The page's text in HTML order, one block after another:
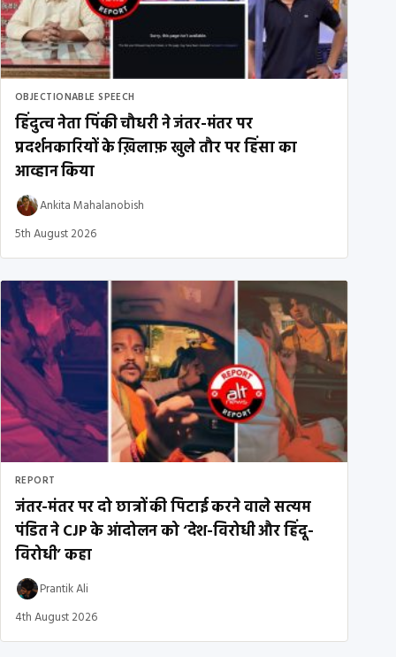
OBJECTIONABLE SPEECH
हिंदुत्व नेता पिंकी चौधरी ने जंतर-मंतर पर
प्रदर्शनकारियों के ख़िलाफ़ खुले तौर पर हिंसा का
आव्हान किया
Ankita Mahalanobish
5th August 2026
REPORT
जंतर-मंतर पर दो छात्रों की पिटाई करने वाले सत्यम
पंडित ने CJP के आंदोलन को ‘देश-विरोधी और हिंदू-
विरोधी’ कहा
Prantik Ali
4th August 2026